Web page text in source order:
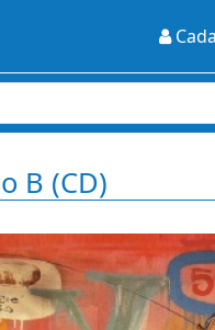
B (CD)